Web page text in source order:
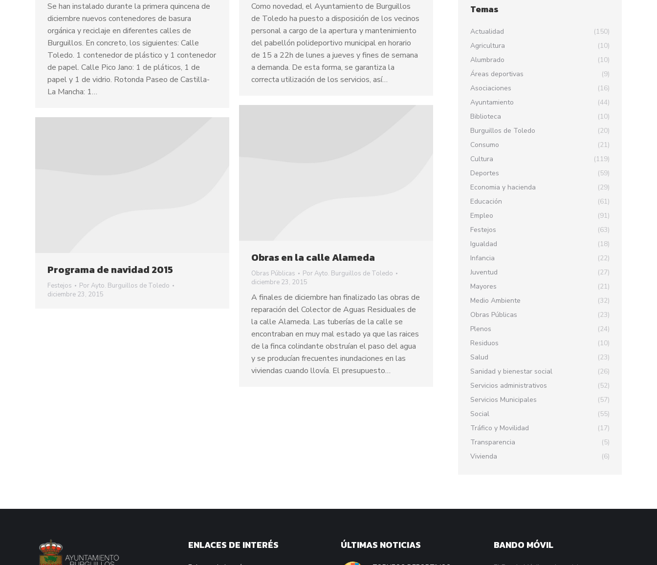
Se han instalado durante la primera quincena de
diciembre nuevos contenedores de basura
orgánica y reciclaje en diferentes calles de
Burguillos. En concreto, los siguientes: Calle
Toledo. 1 contenedor de plástico y 1 contenedor
de papel. Calle Pico Jano: 1 de pláticos, 1 de
papel y 1 de vidrio. Rotonda Paseo de Castilla-
La Mancha: 1…
Como novedad, el Ayuntamiento de Burguillos
de Toledo ha puesto a disposición de los vecinos
personal a cargo de la apertura y mantenimiento
del pabellón polideportivo municipal en horario
de 15 a 22h de lunes a jueves y fines de semana
a demanda. De esta forma, se garantiza la
correcta utilización de los servicios, así…
Obras en la calle Alameda
Obras Públicas PorAyto. Burguillos de Toledo
diciembre 23, 2015
A finales de diciembre han finalizado las obras de
reparación del Colector de Aguas Residuales de
la calle Alameda. Las tuberías de la calle se
encontraban en muy mal estado ya que las raices
de la finca colindante obstruían el paso del agua
y se producían frecuentes inundaciones en las
viviendas cuando llovía. El presupuesto…
Programa de navidad 2015
Festejos PorAyto. Burguillos de Toledo
diciembre 23, 2015
Temas
Actualidad
(150)
Agricultura
(10)
Alumbrado
(10)
Áreas deportivas
(9)
Asociaciones
(16)
Ayuntamiento
(44)
Biblioteca
(10)
Burguillos de Toledo
(20)
Consumo
(21)
Cultura
(119)
Deportes
(59)
Economia y hacienda
(29)
Educación
(61)
Empleo
(91)
Festejos
(63)
Igualdad
(18)
Infancia
(22)
Juventud
(27)
Mayores
(21)
Medio Ambiente
(32)
Obras Públicas
(23)
Plenos
(24)
Residuos
(10)
Salud
(23)
Sanidad y bienestar social
(26)
Servicios administrativos
(52)
Servicios Municipales
(57)
Social
(55)
Tráfico y Movilidad
(17)
Transparencia
(5)
Vivienda
(6)
ENLACES DE INTERÉS ÚLTIMAS NOTICIAS BANDO MÓVIL